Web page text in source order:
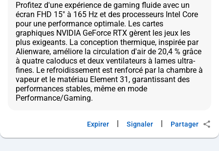
Profitez d'une expérience de gaming fluide avec un
écran FHD 15" à 165 Hz et des processeurs Intel Core
pour une performance optimale. Les cartes
graphiques NVIDIA GeForce RTX gèrent les jeux les
plus exigeants. La conception thermique, inspirée par
Alienware, améliore la circulation d'air de 20,4 % grâce
à quatre caloducs et deux ventilateurs à lames ultra-
fines. Le refroidissement est renforcé par la chambre à
vapeur et le matériau Element 31, garantissant des
performances stables, même en mode
Expirer Signaler Partager